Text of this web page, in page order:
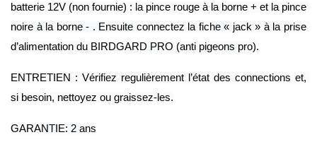
batterie 12V (non fournie) : la pince rouge à la borne + et la pince
noire à la borne - . Ensuite connectez la fiche « jack » à la prise
d’alimentation du BIRDGARD PRO (anti pigeons pro).
ENTRETIEN : Vérifiez regulièrement l’état des connections et,
si besoin, nettoyez ou graissez-les.
GARANTIE: 2 ans